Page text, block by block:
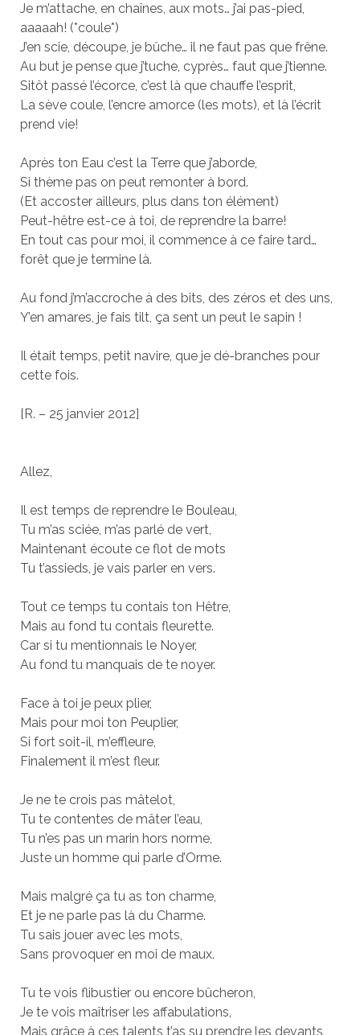
Je m’attache, en chaînes, aux mots… j’ai pas-pied,
aaaaah! (*coule*)
J’en scie, découpe, je bûche… il ne faut pas que frêne.
Au but je pense que j’tuche, cyprès… faut que j’tienne.
Sitôt passé l’écorce, c’est là que chauffe l’esprit,
La sève coule, l’encre amorce (les mots), et là l’écrit
prend vie!
Après ton Eau c’est la Terre que j’aborde,
Si thème pas on peut remonter à bord.
(Et accoster ailleurs, plus dans ton élément)
Peut-hêtre est-ce à toi, de reprendre la barre!
En tout cas pour moi, il commence à ce faire tard…
forêt que je termine là.
Au fond j’m’accroche à des bits, des zéros et des uns,
Y’en amares, je fais tilt, ça sent un peut le sapin !
Il était temps, petit navire, que je dé-branches pour
cette fois.
[R. – 25 janvier 2012]
Allez,
Il est temps de reprendre le Bouleau,
Tu m’as sciée, m’as parlé de vert,
Maintenant écoute ce flot de mots
Tu t’assieds, je vais parler en vers.
Tout ce temps tu contais ton Hêtre,
Mais au fond tu contais fleurette.
Car si tu mentionnais le Noyer,
Au fond tu manquais de te noyer.
Face à toi je peux plier,
Mais pour moi ton Peuplier,
Si fort soit-il, m’effleure,
Finalement il m’est fleur.
Je ne te crois pas mâtelot,
Tu te contentes de mâter l’eau,
Tu n’es pas un marin hors norme,
Juste un homme qui parle d’Orme.
Mais malgré ça tu as ton charme,
Et je ne parle pas là du Charme.
Tu sais jouer avec les mots,
Sans provoquer en moi de maux.
Tu te vois flibustier ou encore bûcheron,
Je te vois maîtriser les affabulations,
Mais grâce à ces talents t’as su prendre les devants,